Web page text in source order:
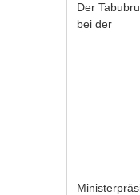
Der
bei der